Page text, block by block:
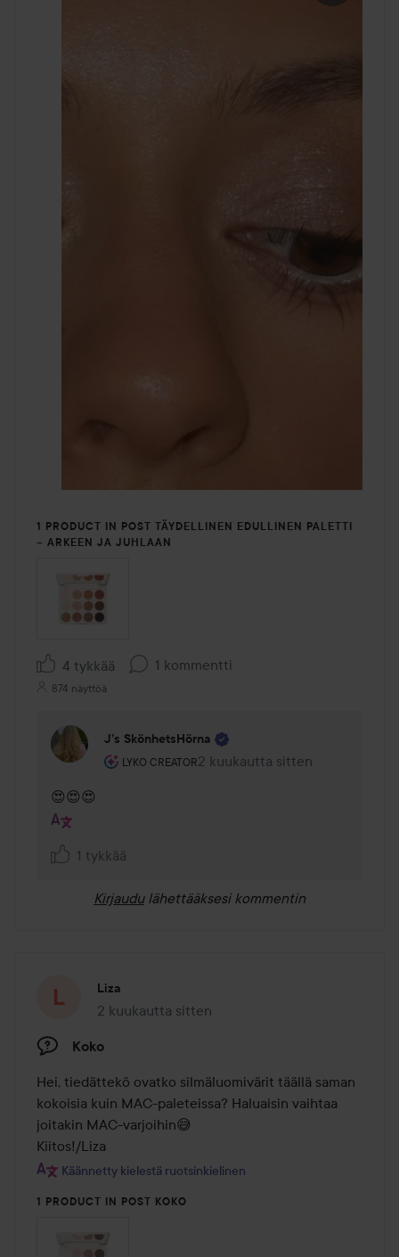
1 PRODUCT IN POST TÄYDELLINEN EDULLINEN PALETTI
– ARKEEN JA JUHLAAN
4 tykkää 1 kommentti
874 näyttöä
J’s SkönhetsHörna
LYKO CREATOR
Käyttäjän rooli: Lyko Creator.
2 kuukautta sitten
Kommentti lisättiin 2
😍😍😍
1 tykkää
Kirjaudu lähettääksesi kommentin
Liza
2 kuukautta sitten
Viesti luotiin 2 kuukautta sitten
Koko
Hei, tiedättekö ovatko silmäluomivärit täällä saman
kokoisia kuin MAC-paleteissa? Haluaisin vaihtaa
joitakin MAC-varjoihin😅
Kiitos!/Liza
Käännetty kielestä ruotsinkielinen
1 PRODUCT IN POST KOKO